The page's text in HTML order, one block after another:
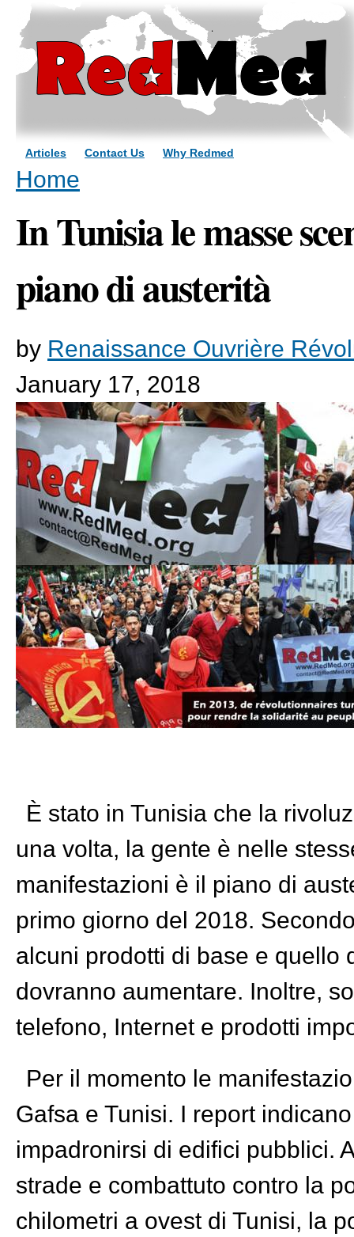
Articles Contact Us Why Redmed
You are here
Home
In Tunisia le masse
piano di austerità
by Renaissance Ouvrière
January 17, 2018
È stato in Tunisia che la
una volta, la gente è nelle
manifestazioni è il piano di
primo giorno del 2018.
alcuni prodotti di base e quello
dovranno aumentare. Inoltre,
telefono, Internet e prodotti
Per il momento le
Gafsa e Tunisi. I report
impadronirsi di edifici pubblici.
strade e combattuto contro la
chilometri a ovest di Tunisi, la